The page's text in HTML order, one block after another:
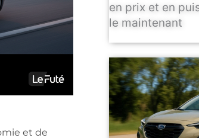
et de
en prix et en
le maintenant